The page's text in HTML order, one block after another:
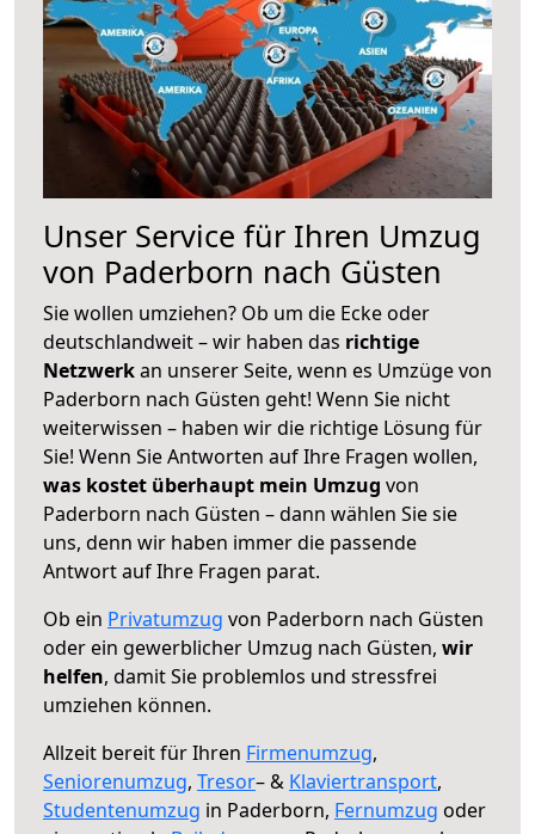
Unser Service für Ihren Umzug
von Paderborn nach Güsten
Sie wollen umziehen? Ob um die Ecke oder
deutschlandweit – wir haben das richtige
Netzwerkan unserer Seite, wenn es Umzüge von
Paderborn nach Güsten geht! Wenn Sie nicht
weiterwissen – haben wir die richtige Lösung für
Sie! Wenn Sie Antworten auf Ihre Fragen wollen,
was kostet überhaupt mein Umzug von
Paderborn nach Güsten – dann wählen Sie sie
uns, denn wir haben immer die passende
Antwort auf Ihre Fragen parat.
Ob ein Privatumzug von Paderborn nach Güsten
oder ein gewerblicher Umzug nach Güsten, wir
helfen, damit Sie problemlos und stressfrei
umziehen können.
Allzeit bereit für Ihren Firmenumzug,
Seniorenumzug, Tresor– & Klaviertransport,
Studentenumzug in Paderborn, Fernumzug oder